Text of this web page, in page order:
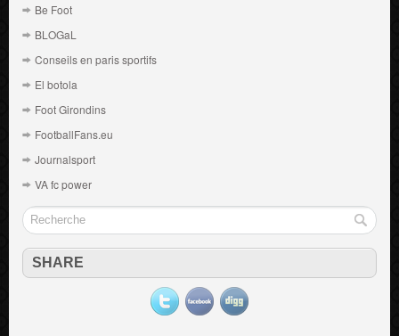
Be Foot
BLOGaL
Conseils en paris sportifs
El botola
Foot Girondins
FootballFans.eu
Journalsport
VA fc power
SHARE